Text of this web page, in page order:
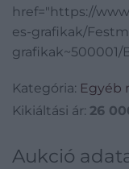
href="https://
es-grafikak/
grafikak~500001/
Kategória: Egyéb
Kikiáltási ár: 26
Aukció